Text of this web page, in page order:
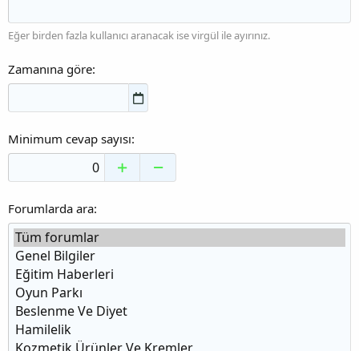
Eğer birden fazla kullanıcı aranacak ise virgül ile ayırınız.
Zamanına göre
Minimum cevap sayısı
Forumlarda ara